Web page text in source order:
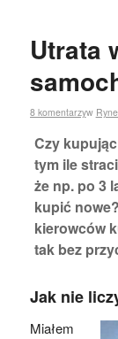
Utrata
8 komentarzyw
Czy
tym ile
że np. po 3
kupić
kierowców
tak bez
Jak nie
Miałem